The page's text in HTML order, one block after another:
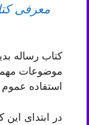
معرفی
کتاب رساله
موضوعات
استفاده
در ابتدای